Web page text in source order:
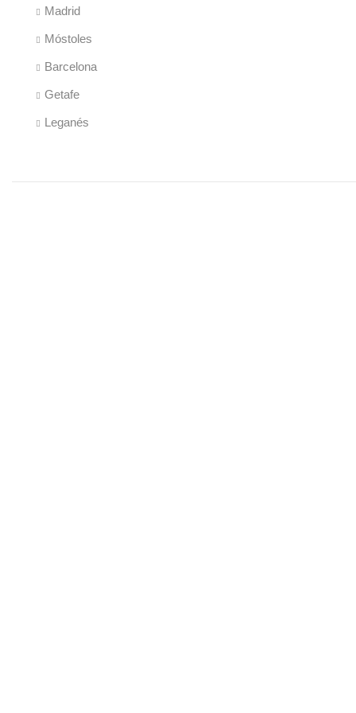
Madrid
Móstoles
Barcelona
Getafe
Leganés